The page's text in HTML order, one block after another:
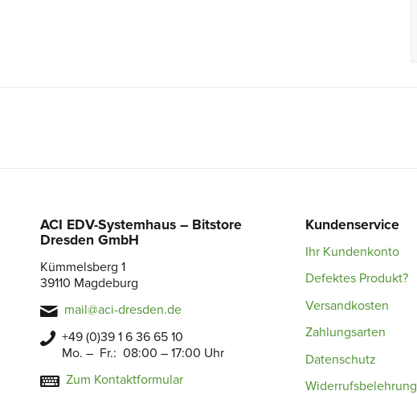
ACI EDV-Systemhaus – Bitstore
Dresden GmbH
Kümmelsberg 1
39110 Magdeburg
mail@aci-dresden.de
+49 (0)39 1 6 36 65 10
Mo. – Fr.: 08:00 – 17:00 Uhr
Zum Kontaktformular
Kundenservice
Ihr Kundenkonto
Defektes Produkt?
Versandkosten
Zahlungsarten
Datenschutz
Widerrufsbelehrung